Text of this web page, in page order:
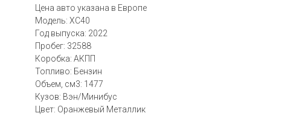
Цена авто указана в Европе
Модель: XC40
Год выпуска: 2022
Пробег: 32588
Коробка: АКПП
Топливо: Бензин
Объем, см3: 1477
Кузов: Вэн/Минибус
Цвет: Оранжевый Металлик